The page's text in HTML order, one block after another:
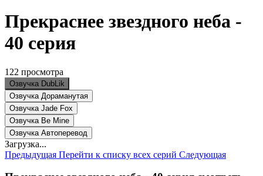
Прекраснее звездного неба -
40 серия
122 просмотра
Озвучка DubLik
Озвучка Дораманутая
Озвучка Jade Fox
Озвучка Be Mine
Озвучка Автоперевод
Загрузка...
Предыдущая Перейти к списку всех серий Следующая